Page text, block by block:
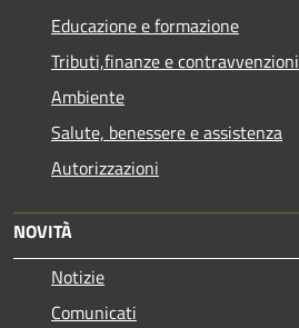
Educazione e formazione
Tributi,finanze e contravvenzioni
Ambiente
Salute, benessere e assistenza
Autorizzazioni
NOVITÀ
Notizie
Comunicati